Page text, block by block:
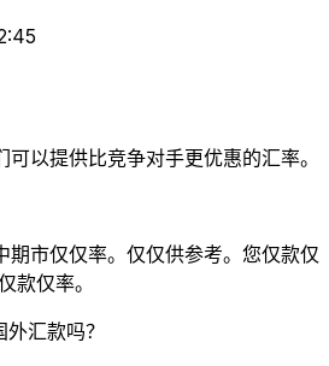
可以提供比竞争对手更优惠的汇率。
期市仅仅率。仅仅供参考。您仅款仅
款仅率。
汇款吗？